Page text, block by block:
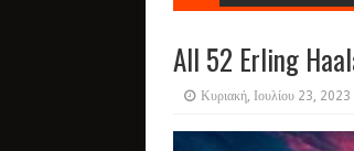
All 52 Erling
Κυριακή, Ιουλίου 23, 2023